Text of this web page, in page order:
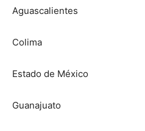
Aguascalientes
Colima
Estado de México
Guanajuato